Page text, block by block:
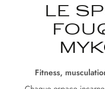
LE
Fitness,